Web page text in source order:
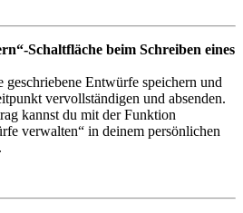
Schaltfläche beim Schreiben eines
Entwürfe speichern und
vervollständigen und absenden.
kannst du mit der Funktion
verwalten“ in deinem persönlichen